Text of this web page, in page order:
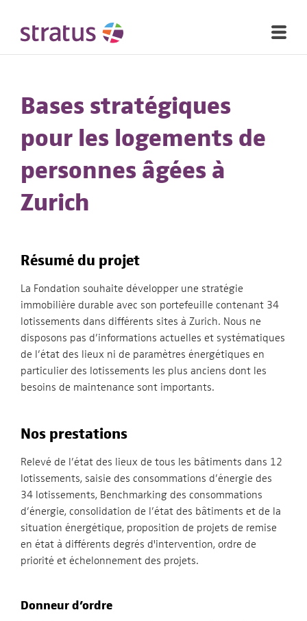
Bases stratégiques
pour les logements de
personnes âgées à
Zurich
Résumé du projet
La Fondation souhaite développer une stratégie
immobilière durable avec son portefeuille contenant 34
lotissements dans différents sites à Zurich. Nous ne
disposons pas d’informations actuelles et systématiques
de l’état des lieux ni de paramètres énergétiques en
particulier des lotissements les plus anciens dont les
besoins de maintenance sont importants.
Nos prestations
Relevé de l’état des lieux de tous les bâtiments dans 12
lotissements, saisie des consommations d’énergie des
34 lotissements, Benchmarking des consommations
d’énergie, consolidation de l’état des bâtiments et de la
situation énergétique, proposition de projets de remise
en état à différents degrés d'intervention, ordre de
priorité et échelonnement des projets.
Donneur d’ordre